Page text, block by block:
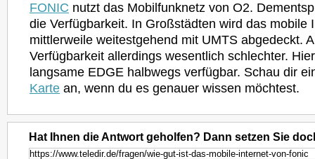
FONIC nutzt das Mobilfunknetz von O2.
die Verfügbarkeit. In Großstädten wird das mobile
mittlerweile weitestgehend mit UMTS abgedeckt.
Verfügbarkeit allerdings wesentlich schlechter.
langsame EDGE halbwegs verfügbar. Schau dir
Karte an, wenn du es genauer wissen möchtest.
Hat Ihnen die Antwort geholfen? Dann setzen Sie